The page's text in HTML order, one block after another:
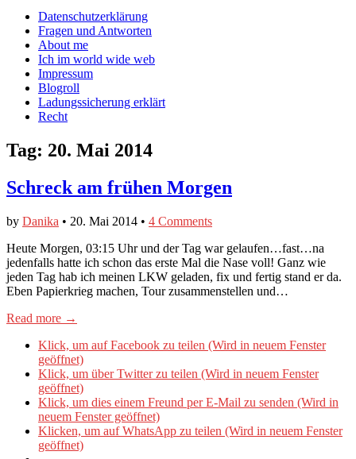
Facebook
anzeigen
Twitter
anzeigen
auf
Instagram
anzeigen
Main
menu
Skip
content
Datenschutzerklärung
Fragen und Antworten
About me
Ich im world wide web
Impressum
Blogroll
Ladungssicherung erklärt
Recht
Tag: 20. Mai 2014
Schreck am frühen Morgen
by Danika • 20. Mai 2014 • 4 Comments
Heute Morgen, 03:15 Uhr und der Tag war gelaufen…fast…na
jedenfalls hatte ich schon das erste Mal die Nase voll! Ganz wie
jeden Tag hab ich meinen LKW geladen, fix und fertig stand er da.
Eben Papierkrieg machen, Tour zusammenstellen und…
Read more →
Klick, um auf Facebook zu teilen (Wird in neuem Fenster
geöffnet)
Klick, um über Twitter zu teilen (Wird in neuem Fenster
geöffnet)
Klick, um dies einem Freund per E-Mail zu senden (Wird in
neuem Fenster geöffnet)
Klicken, um auf WhatsApp zu teilen (Wird in neuem Fenster
geöffnet)